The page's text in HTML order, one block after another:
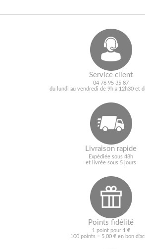
Service client
04 76 95 35 87
du lundi au vendredi de 9h à 12h30 et
Livraison rapide
Expédiée sous 48h
et livrée sous 5 jours
Points fidélité
1 point pour 1 €
100 points = 5,00 € en bon